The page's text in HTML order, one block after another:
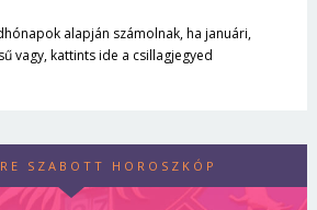
alapján számolnak, ha januári,
vagy, kattints ide a csillagjegyed
SZABOTT HOROSZKÓP